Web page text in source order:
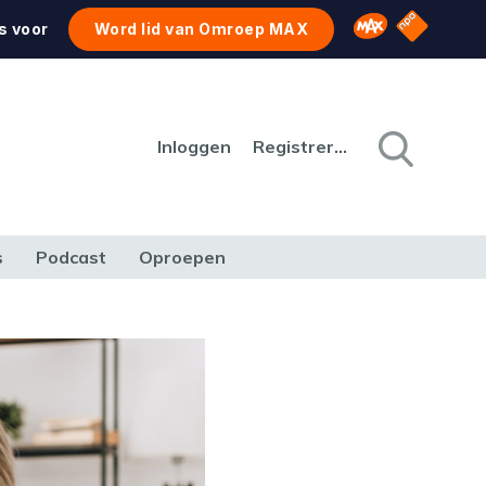
voor Word lid van Omroep MAX Omroep MAX
NPO
Inloggen Registreren
Podcast Oproepen